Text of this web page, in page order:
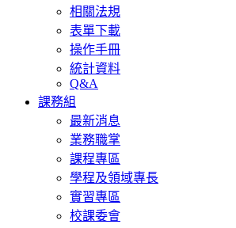
相關法規
表單下載
操作手冊
統計資料
Q&A
課務組
最新消息
業務職掌
課程專區
學程及領域專長
實習專區
校課委會